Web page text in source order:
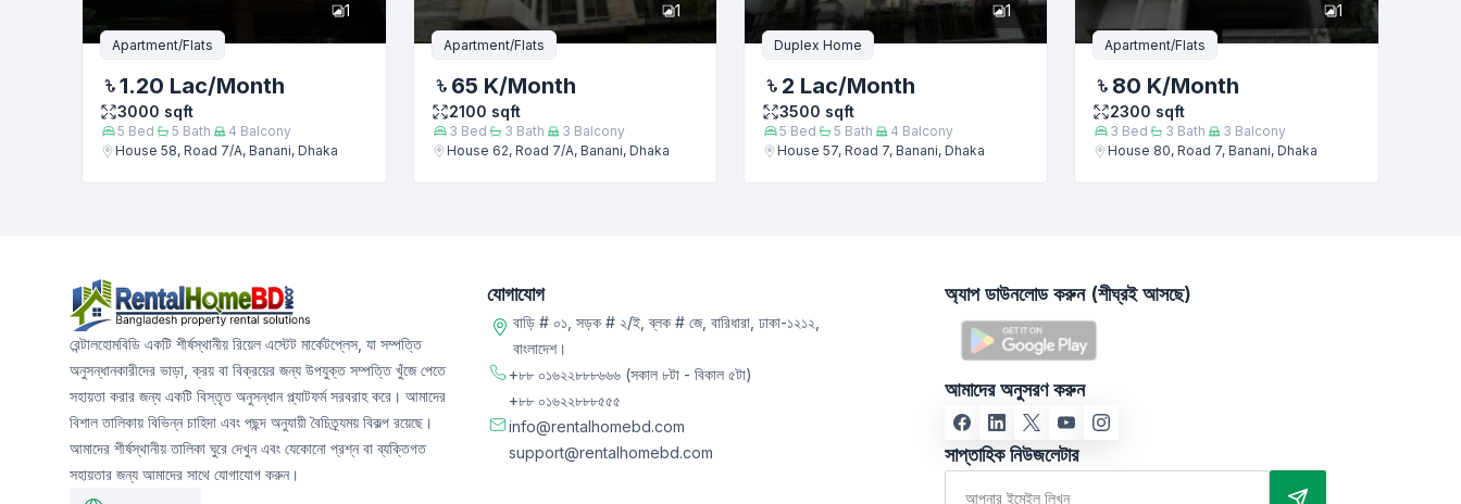
1
Apartment/Flats
1.20 Lac/Month
3000 sqft
5 Bed 5 Bath 4 Balcony
House 58, Road 7/A, Banani, Dhaka
1
Apartment/Flats
65 K/Month
2100 sqft
3 Bed 3 Bath 3 Balcony
House 62, Road 7/A, Banani, Dhaka
1
Duplex Home
2 Lac/Month
3500 sqft
5 Bed 5 Bath 4 Balcony
House 57, Road 7, Banani, Dhaka
1
Apartment/Flats
80 K/Month
2300 sqft
3 Bed 3 Bath 3 Balcony
House 80, Road 7, Banani, Dhaka
রেন্টালহোমবিডি একটি শীর্ষস্থানীয় রিয়েল এস্টেট মার্কেটপ্লেস, যা সম্পত্তি
অনুসন্ধানকারীদের ভাড়া, ক্রয় বা বিক্রয়ের জন্য উপযুক্ত সম্পত্তি খুঁজে পেতে
সহায়তা করার জন্য একটি বিস্তৃত অনুসন্ধান প্ল্যাটফর্ম সরবরাহ করে। আমাদের
বিশাল তালিকায় বিভিন্ন চাহিদা এবং পছন্দ অনুযায়ী বৈচিত্র্যময় বিকল্প রয়েছে।
আমাদের শীর্ষস্থানীয় তালিকা ঘুরে দেখুন এবং যেকোনো প্রশ্ন বা ব্যক্তিগত
সহায়তার জন্য আমাদের সাথে যোগাযোগ করুন।
যোগাযোগ
বাড়ি # ০১, সড়ক # ২/ই, ব্লক # জে, বারিধারা, ঢাকা-১২১২,
বাংলাদেশ।
+৮৮ ০১৬২২৮৮৮৬৬৬ (সকাল ৮টা - বিকাল ৫টা)
+৮৮ ০১৬২২৮৮৮৫৫৫
info@rentalhomebd.com
support@rentalhomebd.com
অ্যাপ ডাউনলোড করুন (শীঘ্রই আসছে)
আমাদের অনুসরণ করুন
সাপ্তাহিক নিউজলেটার